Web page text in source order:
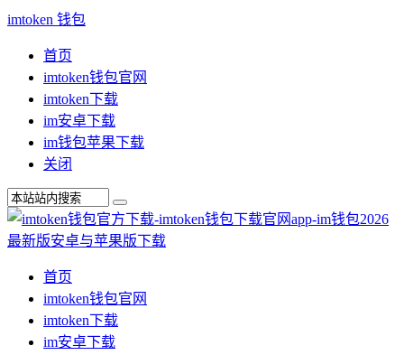
imtoken 钱包
首页
imtoken钱包官网
imtoken下载
im安卓下载
im钱包苹果下载
关闭
首页
imtoken钱包官网
imtoken下载
im安卓下载